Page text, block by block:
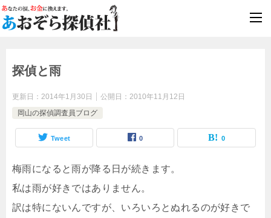
探偵と雨
更新日： 2014年1月30日 公開日： 2010年11月12日
岡山の探偵調査員ブログ
Tweet 0 0
梅雨になると雨が降る日が続きます。
私は雨が好きではありません。
訳は特にないんですが、いろいろとぬれるのが好きで